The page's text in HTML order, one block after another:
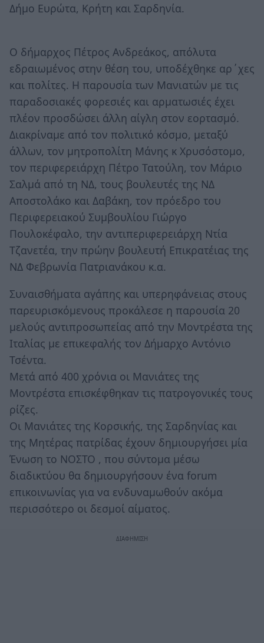
Δήμο Ευρώτα, Κρήτη και Σαρδηνία.
Ο δήμαρχος Πέτρος Ανδρεάκος, απόλυτα
εδραιωμένος στην θέση του, υποδέχθηκε αρ΄χες
και πολίτες. Η παρουσία των Μανιατών με τις
παραδοσιακές φορεσιές και αρματωσιές έχει
πλέον προσδώσει άλλη αίγλη στον εορτασμό.
Διακρίναμε από τον πολιτικό κόσμο, μεταξύ
άλλων, τον μητροπολίτη Μάνης κ Χρυσόστομο,
τον περιφερειάρχη Πέτρο Τατούλη, τον Μάριο
Σαλμά από τη ΝΔ, τους βουλευτές της ΝΔ
Αποστολάκο και Δαβάκη, τον πρόεδρο του
Περιφερειακού Συμβουλίου Γιώργο
Πουλοκέφαλο, την αντιπεριφερειάρχη Ντία
Τζανετέα, την πρώην βουλευτή Επικρατέιας της
ΝΔ Φεβρωνία Πατριανάκου κ.α.
Συναισθήματα αγάπης και υπερηφάνειας στους
παρευρισκόμενους προκάλεσε η παρουσία 20
μελούς αντιπροσωπείας από την Μοντρέστα της
Ιταλίας με επικεφαλής τον Δήμαρχο Αντόνιο
Τσέντα.
Μετά από 400 χρόνια οι Μανιάτες της
Μοντρέστα επισκέφθηκαν τις πατρογονικές τους
ρίζες.
Οι Μανιάτες της Κορσικής, της Σαρδηνίας και
της Μητέρας πατρίδας έχουν δημιουργήσει μία
Ένωση το ΝΟΣΤΟ , που σύντομα μέσω
διαδικτύου θα δημιουργήσουν ένα forum
επικοινωνίας για να ενδυναμωθούν ακόμα
περισσότερο οι δεσμοί αίματος.